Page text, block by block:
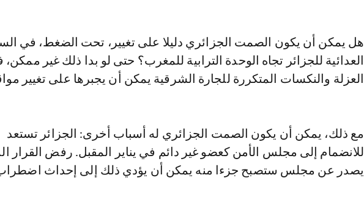
هل يمكن أن يكون الصمت الجزائري دليلا على تغيير، تحت الضغط، في
العدائية للجزائر تجاه الوحدة الترابية للمغرب؟ حتى لو بدا ذلك غير ممكن،
العزلة والنكسات المتكررة للجارة الشرقية يمكن أن يجبرها على تغيير
مع ذلك، يمكن أن يكون الصمت الجزائري له أسباب أخرى: الجزائر تستعد
للانضمام إلى مجلس الأمن كعضو غير دائم في يناير المقبل. رفض القرار
يصدر عن مجلس ستصبح جزءا منه يمكن أن يؤدي ذلك إلى إحداث